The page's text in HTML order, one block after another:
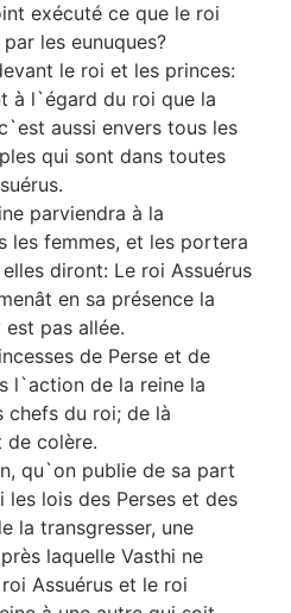
exécuté ce que le roi
les eunuques?
le roi et les princes:
à l`égard du roi que la
aussi envers tous les
qui sont dans toutes
parviendra à la
les femmes, et les portera
diront: Le roi Assuérus
en sa présence la
pas allée.
de Perse et de
l`action de la reine la
du roi; de là
de colère.
qu`on publie de sa part
lois des Perses et des
la transgresser, une
laquelle Vasthi ne
Assuérus et le roi